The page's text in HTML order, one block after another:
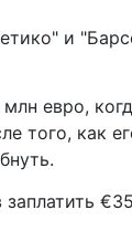
и
евро,
того, как